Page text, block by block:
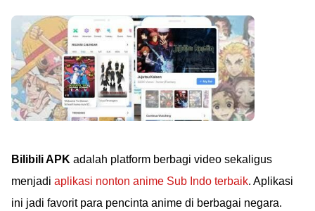
Bilibili APK adalah platform berbagi video sekaligus
menjadi aplikasi nonton anime Sub Indo terbaik. Aplikasi
ini jadi favorit para pencinta anime di berbagai negara.